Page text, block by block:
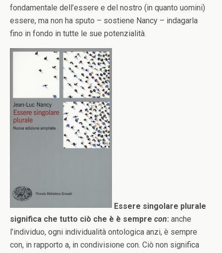
fondamentale dell’essere e del nostro (in quanto uomini)
essere, ma non ha sputo – sostiene Nancy – indagarla
fino in fondo in tutte le sue potenzialità.
Essere singolare plurale
significa che tutto ciò che è è sempre con: anche
l’individuo, ogni individualità ontologica anzi, è sempre
con, in rapporto a, in condivisione con. Ciò non significa